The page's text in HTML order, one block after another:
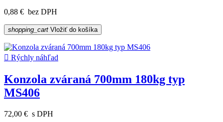
0,88 € bez DPH
shopping_cart Vložiť do košíka
 Rýchly náhľad
Konzola zváraná 700mm 180kg typ
MS406
72,00 € s DPH